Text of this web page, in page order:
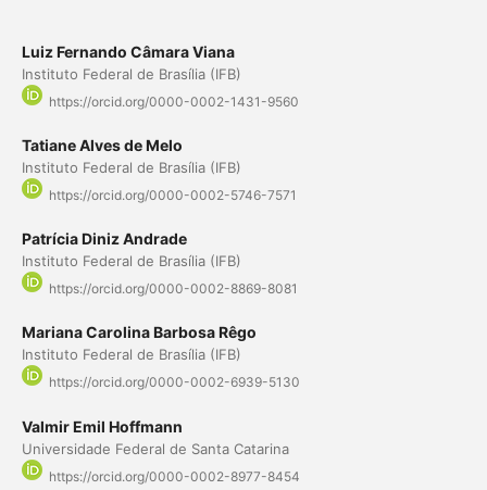
Luiz Fernando Câmara Viana
Instituto Federal de Brasília (IFB)
https://orcid.org/0000-0002-1431-9560
Tatiane Alves de Melo
Instituto Federal de Brasília (IFB)
https://orcid.org/0000-0002-5746-7571
Patrícia Diniz Andrade
Instituto Federal de Brasília (IFB)
https://orcid.org/0000-0002-8869-8081
Mariana Carolina Barbosa Rêgo
Instituto Federal de Brasília (IFB)
https://orcid.org/0000-0002-6939-5130
Valmir Emil Hoffmann
Universidade Federal de Santa Catarina
https://orcid.org/0000-0002-8977-8454